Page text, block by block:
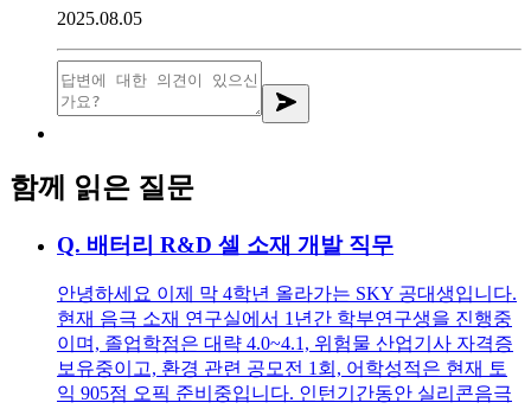
2025.08.05
함께 읽은 질문
Q. 배터리 R&D 셀 소재 개발 직무
안녕하세요 이제 막 4학년 올라가는 SKY 공대생입니다.
현재 음극 소재 연구실에서 1년간 학부연구생을 진행중
이며, 졸업학점은 대략 4.0~4.1, 위험물 산업기사 자격증
보유중이고, 환경 관련 공모전 1회, 어학성적은 현재 토
익 905점 오픽 준비중입니다. 인턴기간동안 실리콘음극